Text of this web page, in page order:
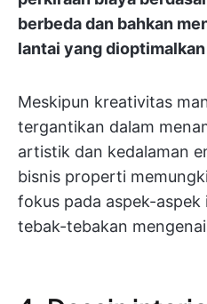
berbeda dan bahkan
lantai yang
Meskipun kreativitas
tergantikan dalam
artistik dan kedalaman
bisnis properti
fokus pada aspek-
tebak-tebakan